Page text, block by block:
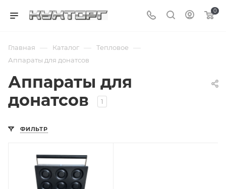
0
Главная — Каталог — Тепловое —
Аппараты для донатсов
Аппараты для
донатсов
1
ФИЛЬТР